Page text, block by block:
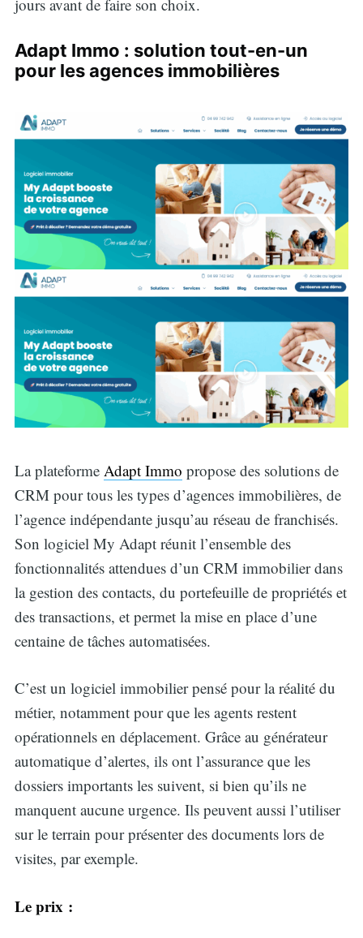
jours avant de faire son choix.
Adapt Immo : solution tout-en-un
pour les agences immobilières
La plateforme Adapt Immo propose des solutions de
CRM pour tous les types d’agences immobilières, de
l’agence indépendante jusqu’au réseau de franchisés.
Son logiciel My Adapt réunit l’ensemble des
fonctionnalités attendues d’un CRM immobilier dans
la gestion des contacts, du portefeuille de propriétés et
des transactions, et permet la mise en place d’une
centaine de tâches automatisées.
C’est un logiciel immobilier pensé pour la réalité du
métier, notamment pour que les agents restent
opérationnels en déplacement. Grâce au générateur
automatique d’alertes, ils ont l’assurance que les
dossiers importants les suivent, si bien qu’ils ne
manquent aucune urgence. Ils peuvent aussi l’utiliser
sur le terrain pour présenter des documents lors de
visites, par exemple.
Le prix :